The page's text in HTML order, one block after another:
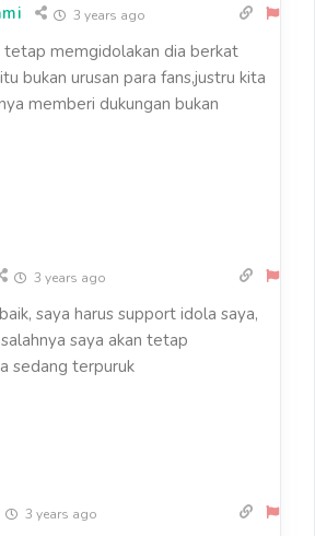
3 years ago
tetap memgidolakan dia berkat
bukan urusan para fans,justru kita
memberi dukungan bukan
3 years ago
saya harus support idola saya,
saya akan tetap
sedang terpuruk
3 years ago